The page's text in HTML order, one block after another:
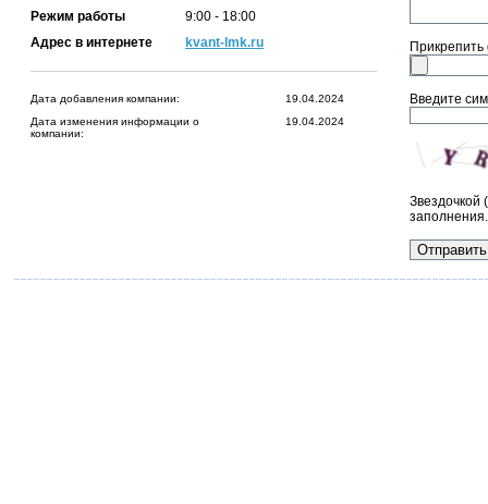
Режим работы
9:00 - 18:00
Адрес в интернете
kvant-lmk.ru
Дата добавления компании:
19.04.2024
Дата изменения информации о
компании:
19.04.2024
Введите
Звездочкой
заполнения.